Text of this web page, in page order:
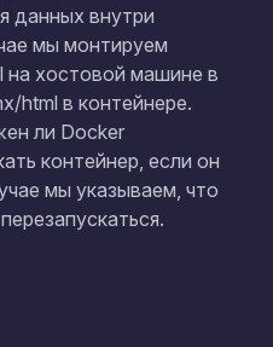
данных внутри
мы монтируем
хостовой машине в
html в контейнере.
ли Docker
контейнер, если он
мы указываем, что